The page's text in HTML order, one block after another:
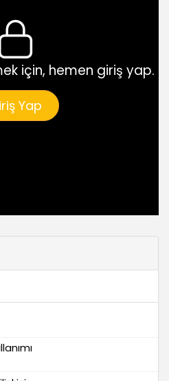
için, hemen giriş yap.
Yap